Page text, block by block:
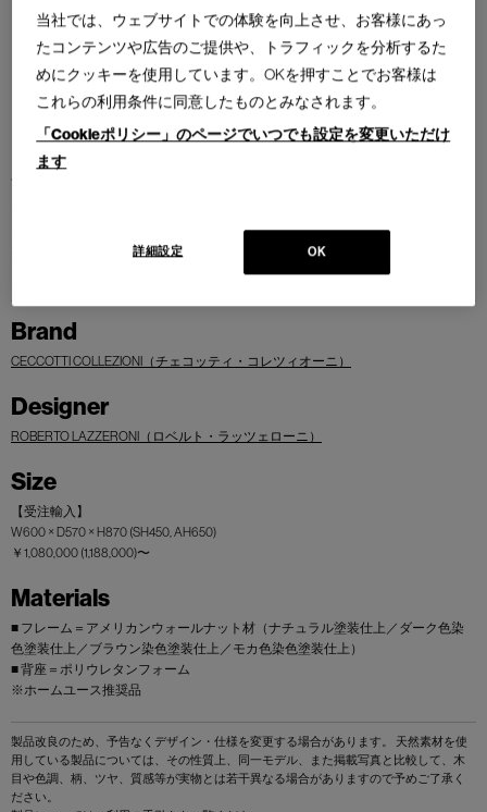
ONLINE STORE お問合せ
全体のラインにチェコッティ・コレツィオーニらしさを表現しつつ、シ
るんだチェアです。木の質感と張地の心地よさをバランスよく取り入れ
たデザインで、快適性も与えてくれます。
Brand
CECCOTTI COLLEZIONI（チェコッティ・コレツィオーニ）
Designer
ROBERTO LAZZERONI（ロベルト・ラッツェローニ）
Size
【受注輸入】
W600 × D570 × H870 (SH450, AH650)
￥1,080,000 (1,188,000)〜
Materials
■ フレーム＝アメリカンウォールナット材（ナチュラル塗装仕上／ダーク色染
色塗装仕上／ブラウン染色塗装仕上／モカ色染色塗装仕上）
■ 背座＝ポリウレタンフォーム
※ホームユース推奨品
製品改良のため、予告なくデザイン・仕様を変更する場合があります。 天然素材を使
用している製品については、その性質上、同一モデル、また掲載写真と比較して、木
目や色調、柄、ツヤ、質感等が実物とは若干異なる場合がありますので予めご了承く
ださい。
当社では、ウェブサイトでの体験を向上させ、お客様にあっ
たコンテンツや広告のご提供や、トラフィックを分析するた
めにクッキーを使用しています。OKを押すことでお客様は
これらの利用条件に同意したものとみなされます。
「Cookieポリシー」のページでいつでも設定を変更いただけ
ます
OK
詳細設定